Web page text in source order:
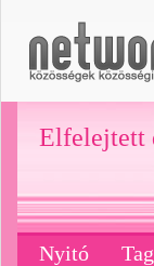
Elfelejtett
Nyitó